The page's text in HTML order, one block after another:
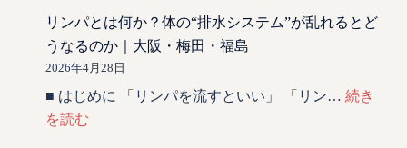
リンパとは何か？体の“排水システム”が乱れるとど
うなるのか｜大阪・梅田・福島
2026年4月28日
■ はじめに 「リンパを流すといい」 「リン… 続き
を読む